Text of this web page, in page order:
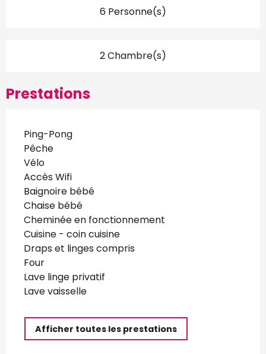
6 Personne(s)
2 Chambre(s)
Prestations
Ping-Pong
Pêche
Vélo
Accès Wifi
Baignoire bébé
Chaise bébé
Cheminée en fonctionnement
Cuisine - coin cuisine
Draps et linges compris
Four
Lave linge privatif
Lave vaisselle
Afficher toutes les prestations